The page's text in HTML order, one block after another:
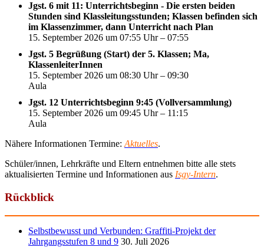
Jgst. 6 mit 11: Unterrichtsbeginn - Die ersten beiden
Stunden sind Klassleitungsstunden; Klassen befinden sich
im Klassenzimmer, dann Unterricht nach Plan
15. September 2026 um 07:55 Uhr – 07:55
Jgst. 5 Begrüßung (Start) der 5. Klassen; Ma,
KlassenleiterInnen
15. September 2026 um 08:30 Uhr – 09:30
Aula
Jgst. 12 Unterrichtsbeginn 9:45 (Vollversammlung)
15. September 2026 um 09:45 Uhr – 11:15
Aula
Nähere Informationen Termine: Aktuelles.
Schüler/innen, Lehrkräfte und Eltern entnehmen bitte alle stets
aktualisierten Termine und Informationen aus Isgy-Intern.
Rückblick
Selbstbewusst und Verbunden: Graffiti-Projekt der
Jahrgangsstufen 8 und 9 30. Juli 2026